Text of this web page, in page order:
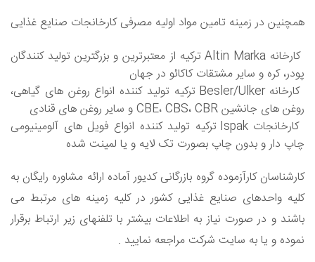
همچنین در زمینه تامین مواد اولیه مصرفی کارخانجات صنایع غذایی
کارخانه Altin Marka ترکیه از معتبرترین و بزرگترین تولید کنندگان
پودر، کره و سایر مشتقات کاکائو در جهان
کارخانه Besler/Ulker ترکیه تولید کننده انواع روغن های گیاهی،
روغن های جانشین CBE، CBS، CBR و سایر روغن های قنادی
کارخانجات Ispak ترکیه تولید کننده انواع فویل های آلومینیومی
چاپ دار و بدون چاپ بصورت تک لایه و یا لمینت شده
کارشناسان کارآزموده گروه بازرگانی کدیور آماده ارائه مشاوره رایگان به
کلیه واحدهای صنایع غذایی کشور در کلیه زمینه های مرتبط می
باشند و در صورت نیاز به اطلاعات بیشتر با تلفنهای زیر ارتباط برقرار
نموده و یا به سایت شرکت مراجعه نمایید .